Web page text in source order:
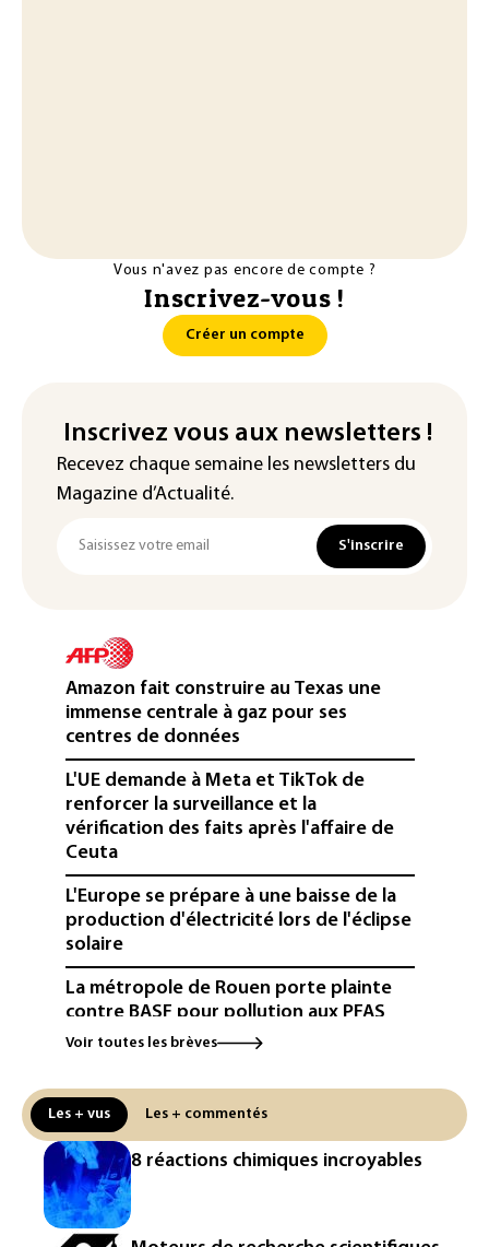
Vous n'avez pas encore de compte ?
Inscrivez-vous !
Créer un compte
Inscrivez vous aux newsletters !
Recevez chaque semaine les newsletters du
Magazine d’Actualité.
S'inscrire
Amazon fait construire au Texas une
immense centrale à gaz pour ses
centres de données
L'UE demande à Meta et TikTok de
renforcer la surveillance et la
vérification des faits après l'affaire de
Ceuta
L'Europe se prépare à une baisse de la
production d'électricité lors de l'éclipse
solaire
La métropole de Rouen porte plainte
contre BASF pour pollution aux PFAS
Canicule: à l'arrêt depuis fin juillet, la
réseau
Véhicules de livraison autonomes: la
France ouvre la voie à leur
homologation
Iris³: Eutelsat investira 3,4 milliards
Voir toutes les brèves
Les + vus Les + commentés
8 réactions chimiques incroyables